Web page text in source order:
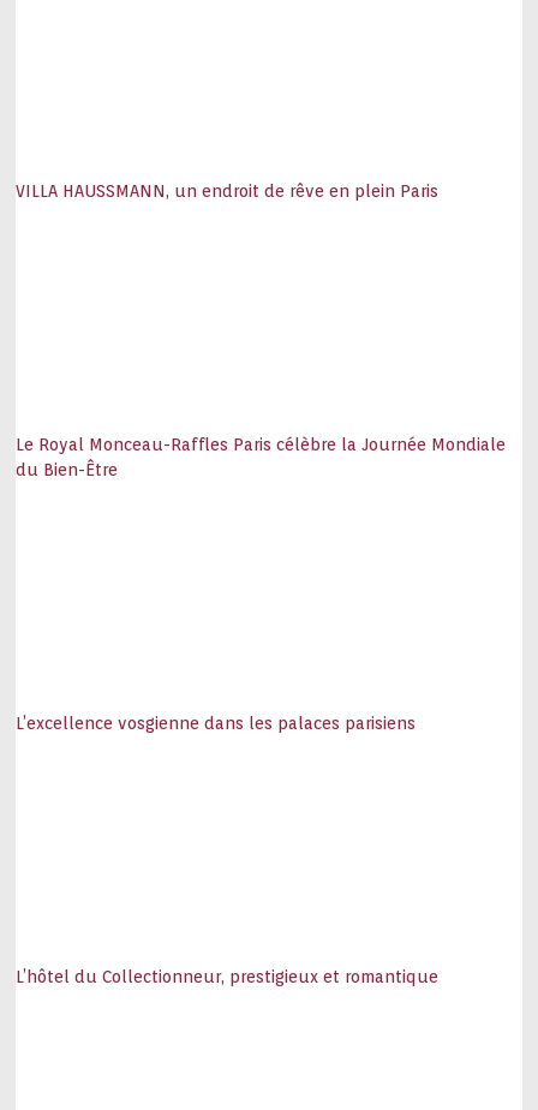
VILLA HAUSSMANN, un endroit de rêve en plein Paris
Le Royal Monceau-Raffles Paris célèbre la Journée Mondiale
du Bien-Être
L’excellence vosgienne dans les palaces parisiens
L’hôtel du Collectionneur, prestigieux et romantique